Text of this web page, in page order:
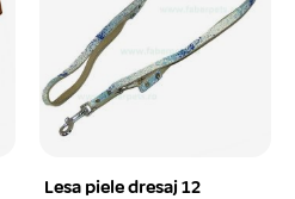
Lesa piele dresaj 12